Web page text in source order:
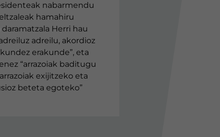
nabarmendu
hamahiru
Herri hau
adreilu, akordioz
erakunde”, eta
“arrazoiak baditugu
exijitzeko eta
beteta egoteko”